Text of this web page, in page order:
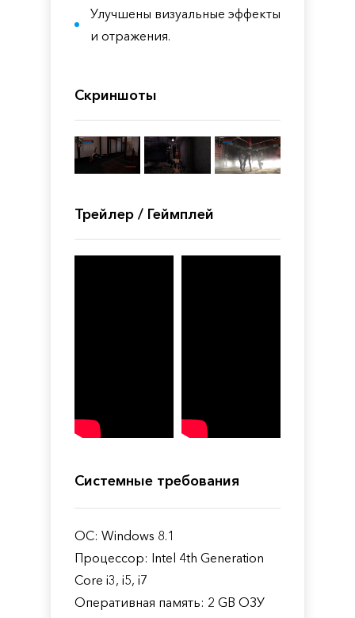
Улучшены визуальные эффекты
и отражения.
Скриншоты
Трейлер / Геймплей
Системные требования
ОС: Windows 8.1
Процессор: Intel 4th Generation
Core i3, i5, i7
Оперативная память: 2 GB ОЗУ